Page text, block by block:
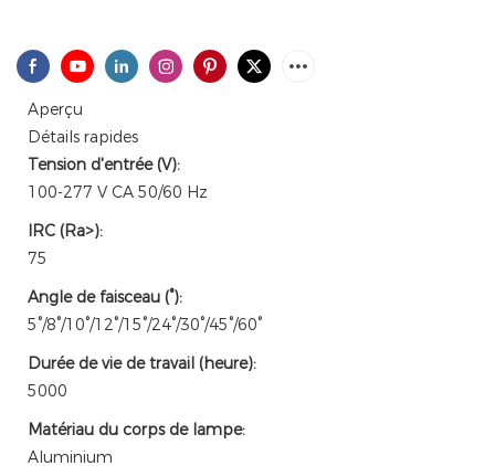
Aperçu
Détails rapides
Tension d'entrée (V):
100-277 V CA 50/60 Hz
IRC (Ra>):
75
Angle de faisceau (°):
5°/8°/10°/12°/15°/24°/30°/45°/60°
Durée de vie de travail (heure):
5000
Matériau du corps de lampe:
Aluminium